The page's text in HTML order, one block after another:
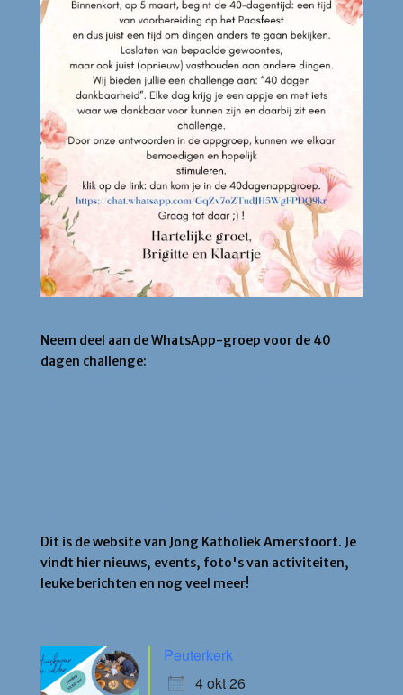
Neem deel aan de WhatsApp-groep voor de 40
dagen challenge:
Dit is de website van Jong Katholiek Amersfoort. Je
vindt hier nieuws, events, foto's van activiteiten,
leuke berichten en nog veel meer!
Peuterkerk
4 okt 26